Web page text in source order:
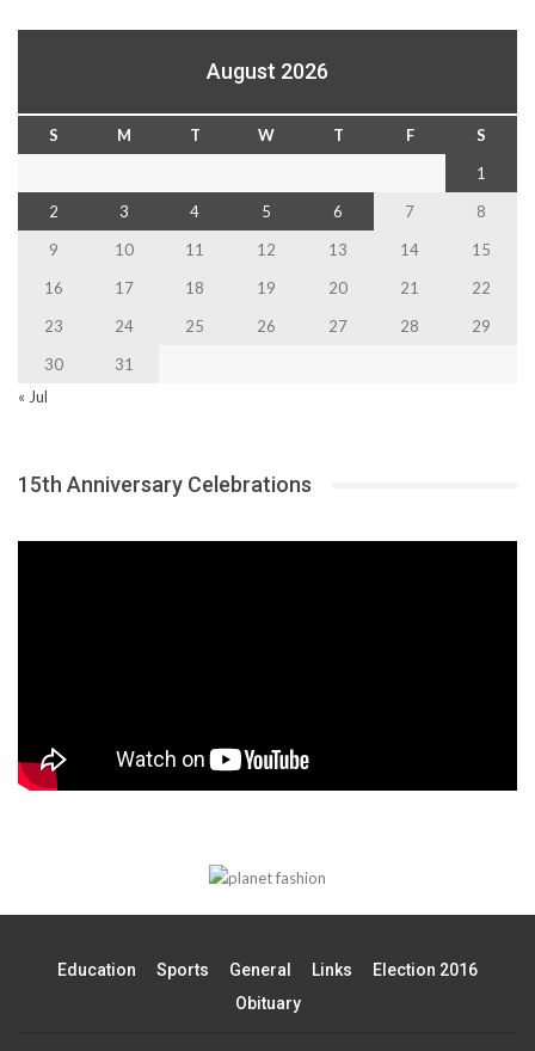
August 2026
S M T W T F
S
1
2
3 4 5 6 7
8
9
10 11 12 13 14
15
16
17 18 19 20 21
22
23
24 25 26 27 28
29
30
31
« Jul
15th Anniversary Celebrations
Education Sports General Links
Election 2016
Obituary